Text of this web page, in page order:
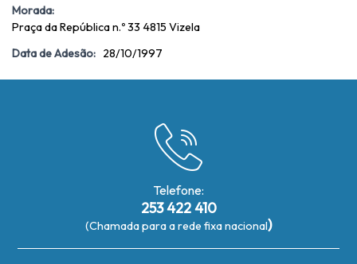
Morada:
Praça da República n.º 33 4815 Vizela
Data de Adesão: 28/10/1997
Telefone:
253 422 410
(Chamada para a rede fixa nacional)